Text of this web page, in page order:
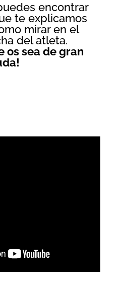
encontrar
te explicamos
mirar en el
del atleta.
os sea de gran